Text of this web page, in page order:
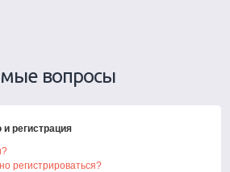
вопросы
регистрация
регистрироваться?